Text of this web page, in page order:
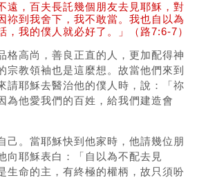
遠，百夫長託幾個朋友去見耶穌，對
祢到我舍下，我不敢當。我也自以為
，我的僕人就必好了。」（路7:6-7）
格高尚，善良正直的人，更加配得神
宗教領袖也是這麼想。故當他們來到
請耶穌去醫治他的僕人時，說：「祢
為他愛我們的百姓，給我們建造會
己。當耶穌快到他家時，他請幾位朋
向耶穌表白：「自以為不配去見
命的主，有終極的權柄，故只須吩